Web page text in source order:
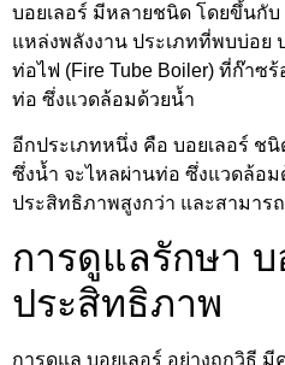
บอยเลอร์ มีหลายชนิด โดยขึ้นกั
แหล่งพลังงาน ประเภทที่พบบ่อย
ท่อไฟ (Fire Tube Boiler) ที่ก๊าซ
ท่อ ซึ่งแวดล้อมด้วยน้ำ
อีกประเภทหนึ่ง คือ บอยเลอร์ ชนิ
ซึ่งน้ำ จะไหลผ่านท่อ ซึ่งแวดล้อ
ประสิทธิภาพสูงกว่า และสามาร
การดูแลรักษา บ
ประสิทธิภาพ
การดูแล บอยเลอร์ อย่างถูกวิธี